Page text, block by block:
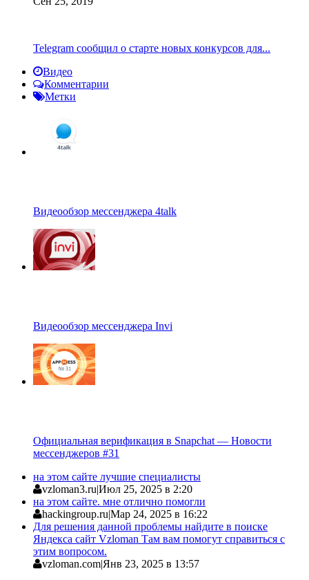
Telegram сообщил о старте новых конкурсов для...
Видео
Комментарии
Метки
Видеообзор мессенджера 4talk
Видеообзор мессенджера Invi
Официальная верификация в Snapchat — Новости
мессенджеров #31
на этом сайте лучшие специалисты
vzloman3.ru|Июл 25, 2025 в 2:20
на этом сайте. мне отлично помогли
hackingroup.ru|Мар 24, 2025 в 16:22
Для решения данной проблемы найдите в поиске
Яндекса сайт Vzloman Там вам помогут справиться с
этим вопросом.
vzloman.com|Янв 23, 2025 в 13:57